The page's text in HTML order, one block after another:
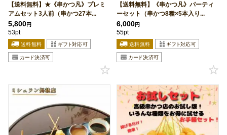
【送料無料】★《串かつ凡》プレミ
アムセット3人前（串かつ27本...
5,800円
53pt
【送料無料】《串かつ凡》パーティ
ーセット（串かつ8種×5本入り...
6,000円
55pt